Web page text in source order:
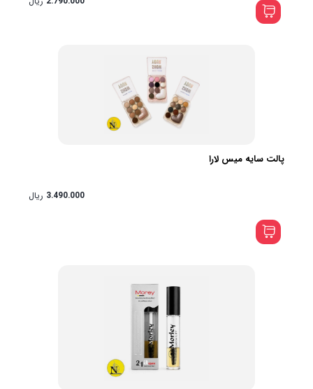
پالت سایه میس لارا
3.490.000 ریال